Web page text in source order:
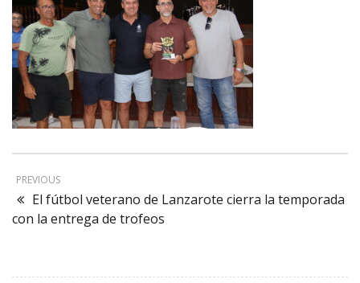
PREVIOUS
El fútbol veterano de Lanzarote cierra la temporada
con la entrega de trofeos